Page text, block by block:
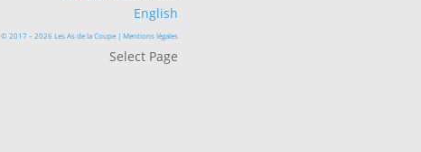
English
© 2017 – 2026 Les As de la Coupe |Mentions légales
Select Page